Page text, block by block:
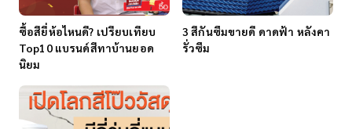
ซื้อสียี่ห้อไหนดี? เปรียบเทียบ
Top10 แบรนด์สีทาบ้านยอด
นิยม
3 สีกันซึมขายดี ดาดฟ้า หลังคา
รั่วซึม